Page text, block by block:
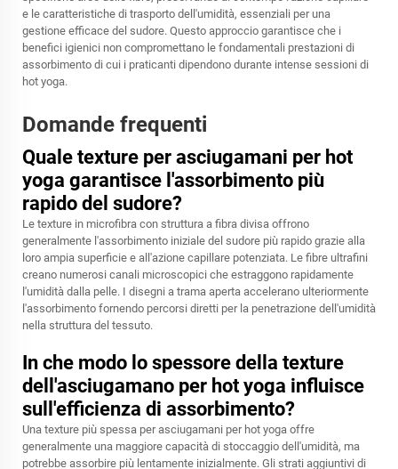
e le caratteristiche di trasporto dell'umidità, essenziali per una
gestione efficace del sudore. Questo approccio garantisce che i
benefici igienici non compromettano le fondamentali prestazioni di
assorbimento di cui i praticanti dipendono durante intense sessioni di
hot yoga.
Domande frequenti
Quale texture per asciugamani per hot
yoga garantisce l'assorbimento più
rapido del sudore?
Le texture in microfibra con struttura a fibra divisa offrono
generalmente l'assorbimento iniziale del sudore più rapido grazie alla
loro ampia superficie e all'azione capillare potenziata. Le fibre ultrafini
creano numerosi canali microscopici che estraggono rapidamente
l'umidità dalla pelle. I disegni a trama aperta accelerano ulteriormente
l'assorbimento fornendo percorsi diretti per la penetrazione dell'umidità
nella struttura del tessuto.
In che modo lo spessore della texture
dell'asciugamano per hot yoga influisce
sull'efficienza di assorbimento?
Una texture più spessa per asciugamani per hot yoga offre
generalmente una maggiore capacità di stoccaggio dell'umidità, ma
potrebbe assorbire più lentamente inizialmente. Gli strati aggiuntivi di